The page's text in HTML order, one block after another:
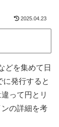
2025.04.23
どを集めて日
発行すると
って円とリ
の詳細を考